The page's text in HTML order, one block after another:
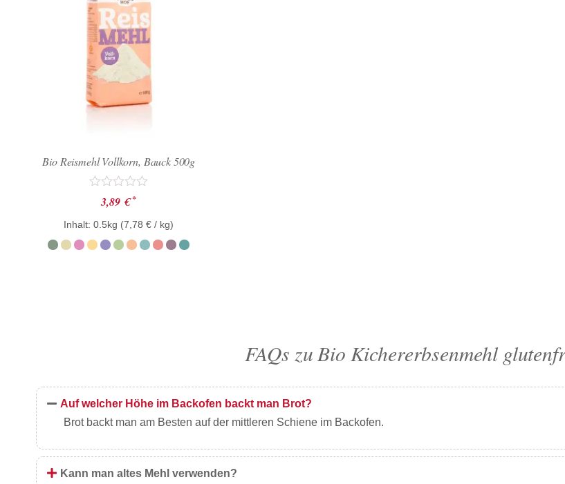
Bio Reismehl Vollkorn, Bauck 500g
Bewertet
mit
von
5
3,89 € *
Inhalt: 0.5kg (7,78€ / kg)
FAQs zu Bio Kichererbsenmehl
Auf welcher Höhe im Backofen backt man Brot?
Brot backt man am Besten auf der mittleren Schiene im Backofen.
Kann man altes Mehl verwenden?